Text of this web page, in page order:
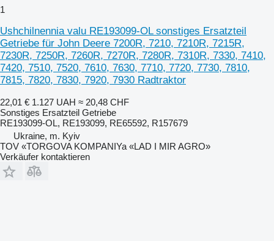
1
Ushchilnennia valu RE193099-OL sonstiges Ersatzteil
Getriebe für John Deere 7200R, 7210, 7210R, 7215R,
7230R, 7250R, 7260R, 7270R, 7280R, 7310R, 7330, 7410,
7420, 7510, 7520, 7610, 7630, 7710, 7720, 7730, 7810,
7815, 7820, 7830, 7920, 7930 Radtraktor
22,01 € 1.127 UAH ≈ 20,48 CHF
Sonstiges Ersatzteil Getriebe
RE193099-OL, RE193099, RE65592, R157679
Ukraine, m. Kyiv
TOV «TORGOVA KOMPANIYa «LAD I MIR AGRO»
Verkäufer kontaktieren